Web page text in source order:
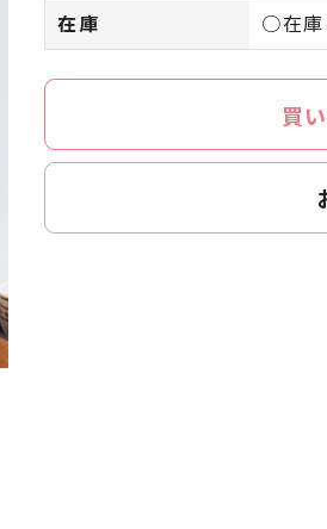
在庫
○在庫
買